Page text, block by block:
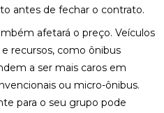
antes de fechar o contrato.
afetará o preço. Veículos
recursos, como ônibus
a ser mais caros em
ou micro-ônibus.
para o seu grupo pode